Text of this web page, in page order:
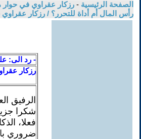
الصفحة الرئيسية - رزكار عقراوي في حوار
رأس المال أم أداة للتحرر؟ / رزكار عقراوي
- رد الى:
رزكار
الرفيق
شكرا
فعلا،
ضروري